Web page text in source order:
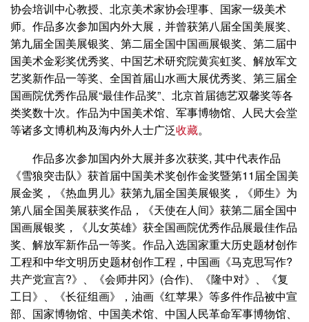
协会培训中心教授、北京美术家协会理事、国家一级美术
师。作品多次参加国内外大展，并曾获第八届全国美展奖、
第九届全国美展银奖、第二届全国中国画展银奖、第二届中
国美术金彩奖优秀奖、中国艺术研究院黄宾虹奖、解放军文
艺奖新作品一等奖、全国首届山水画大展优秀奖、第三届全
国画院优秀作品展“最佳作品奖”、北京首届德艺双馨奖等各
类奖数十次。作品为中国美术馆、军事博物馆、人民大会堂
等诸多文博机构及海内外人士广泛收藏。
作品多次参加国内外大展并多次获奖, 其中代表作品
《雪狼突击队》获首届中国美术奖创作金奖暨第11届全国美
展金奖，《热血男儿》获第九届全国美展银奖，《师生》为
第八届全国美展获奖作品，《天使在人间》获第二届全国中
国画展银奖，《儿女英雄》获全国画院优秀作品展最佳作品
奖、解放军新作品一等奖。作品入选国家重大历史题材创作
工程和中华文明历史题材创作工程，中国画《马克思写作?
共产党宣言?》、《会师井冈》(合作)、《隆中对》、《复
工日》、《长征组画》，油画《红苹果》等多件作品被中宣
部、国家博物馆、中国美术馆、中国人民革命军事博物馆、